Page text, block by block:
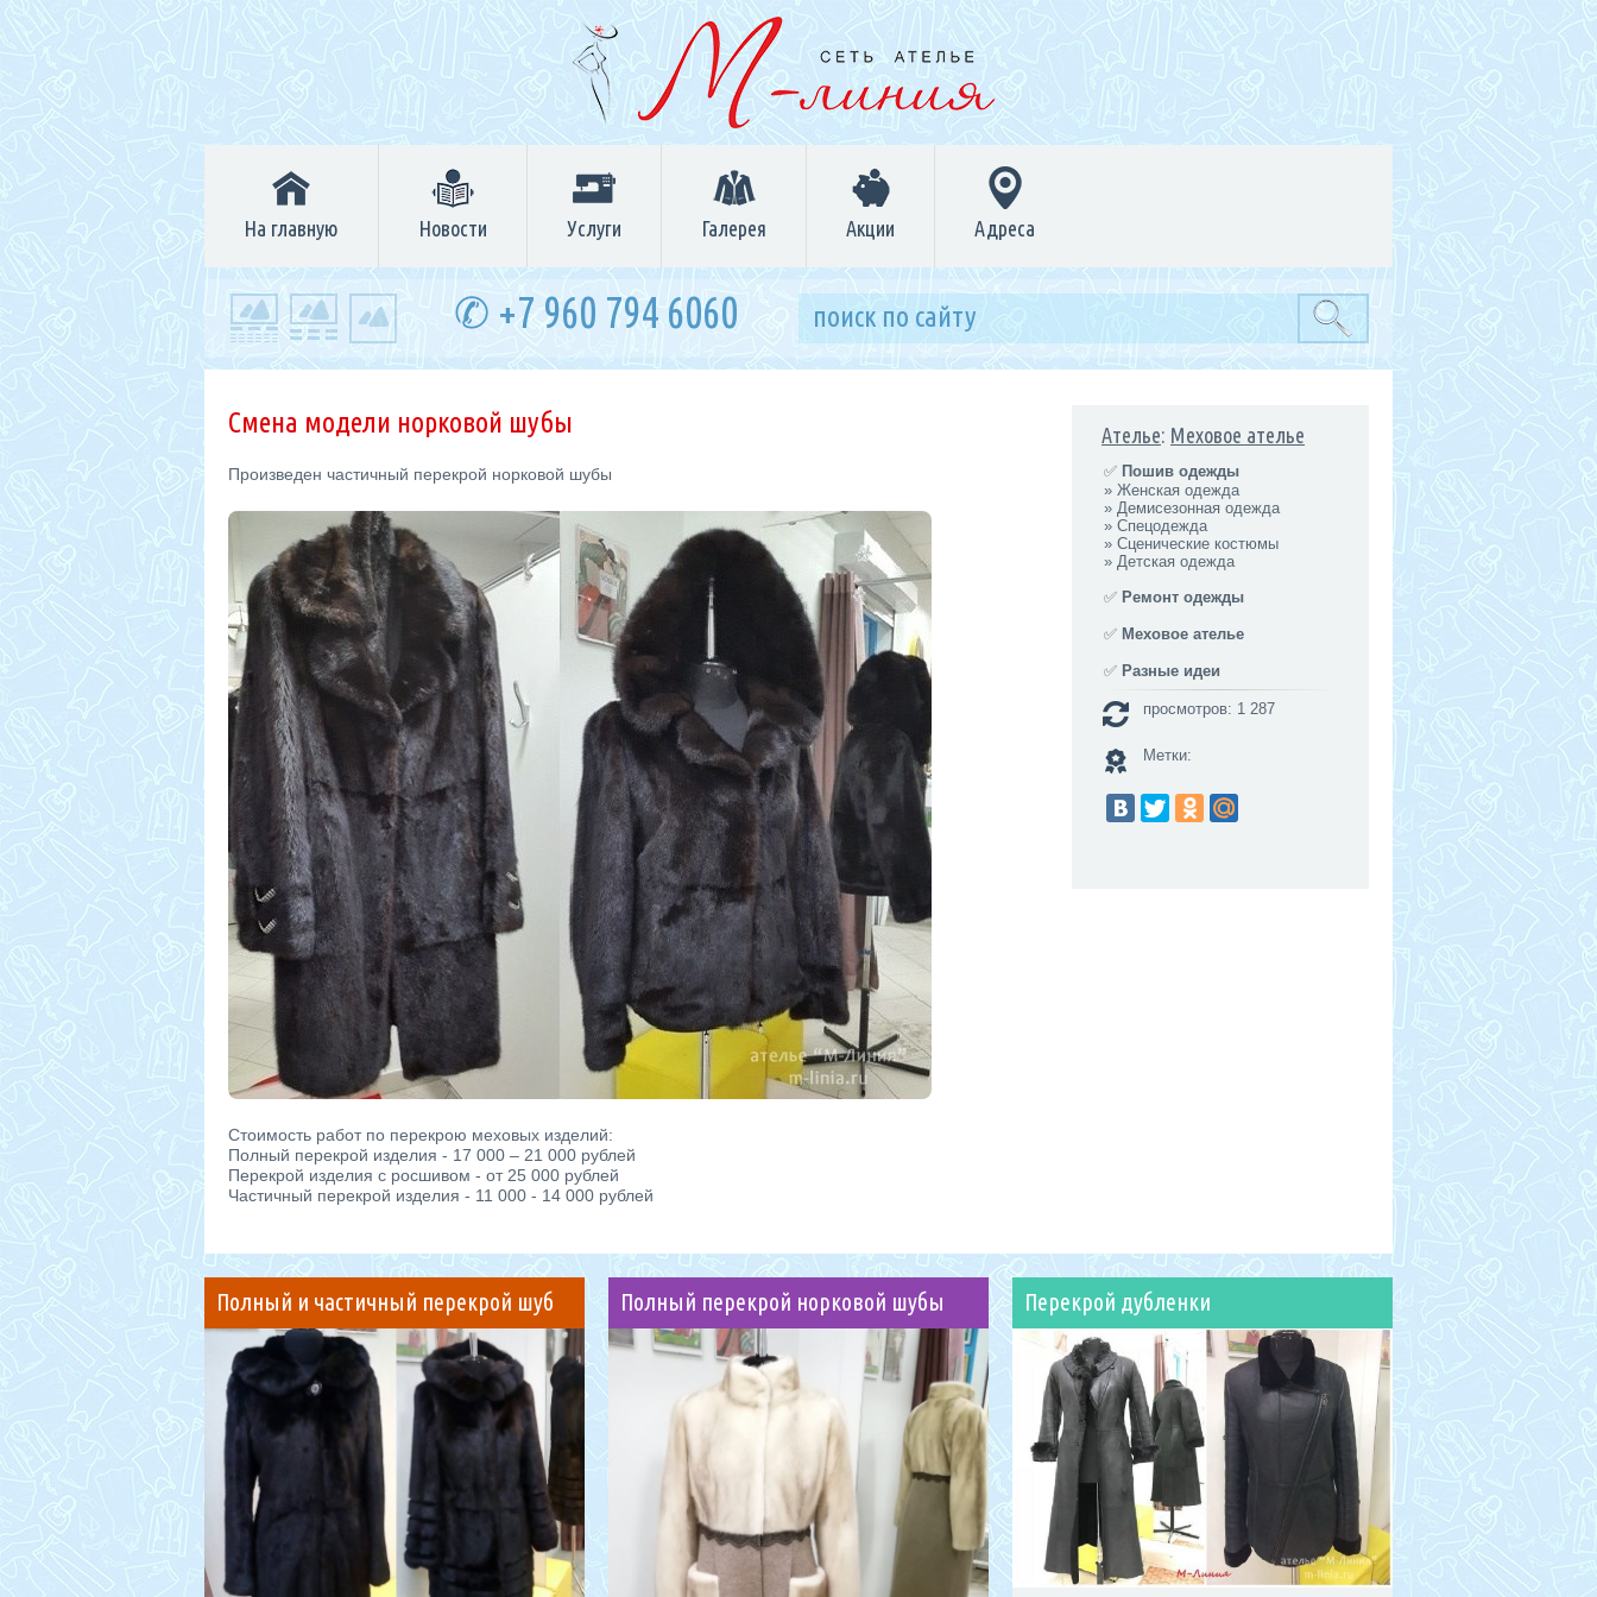
На главную Новости Услуги Галерея Акции Адреса
✆ +7 960 794 6060
Смена модели норковой шубы
Произведен частичный перекрой норковой шубы
Стоимость работ по перекрою меховых изделий:
Полный перекрой изделия - 17 000 – 21 000 рублей
Перекрой изделия с росшивом - от 25 000 рублей
Частичный перекрой изделия - 11 000 - 14 000 рублей
Ателье: Меховое ателье
✅ Пошив одежды
» Женская одежда
» Демисезонная одежда
» Спецодежда
» Сценические костюмы
» Детская одежда
✅ Ремонт одежды
✅ Меховое ателье
✅ Разные идеи
просмотров: 1 287
Метки:
Полный и частичный перекрой шуб Полный перекрой норковой шубы Перекрой дубленки